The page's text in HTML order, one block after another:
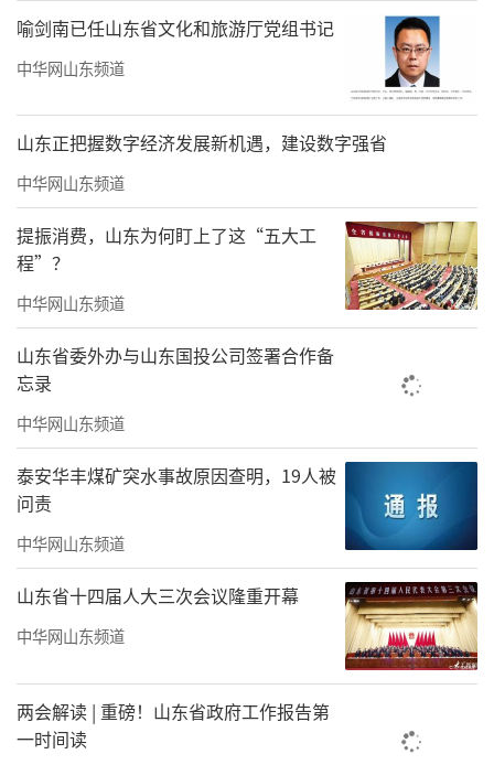
商务楼宇，具备良好的长效运营价值，能够为
企业资产稳健发展提供保障。依托节能、节
水、智能管控等系统化绿色设计，项目整体运
营能耗可节约约20%，有效降低企业长期运营
市场表现更为稳健，租赁认可度、资产回报率
相对更优，能够助力企业提升资产流动性与市
场竞争力。同时，超六成企业管理者认为，入
驻绿色商务建筑，可展现企业可持续发展理
念，塑造差异化品牌形象，助力经营稳步提
升。
项目遵循建筑全生命周期低碳理念，有效
降低楼宇碳足迹，契合城市碳中和发展节奏。
相较于常规商务建筑，项目在能源利用、碳排
放管控方面具备明显优势。同时LEED体系以人
为本的核心标准，搭配项目HEALTH OFFICE健
康配套，打造恒温鲜氧的舒适办公场景，能够
有效提升员工办公体验与团队凝聚力，助力企
业人才留存与效能提升。
依托绿色幕墙、恒温恒湿、大面积自然光
喻剑南已任山东省文化和旅游厅党组书记
中华网山东频道
山东正把握数字经济发展新机遇，建设数字强省
中华网山东频道
提振消费，山东为何盯上了这“五大工
程”？
中华网山东频道
山东省委外办与山东国投公司签署合作备
忘录
中华网山东频道
泰安华丰煤矿突水事故原因查明，19人被
问责
中华网山东频道
山东省十四届人大三次会议隆重开幕
中华网山东频道
两会解读 | 重磅！山东省政府工作报告第
一时间读